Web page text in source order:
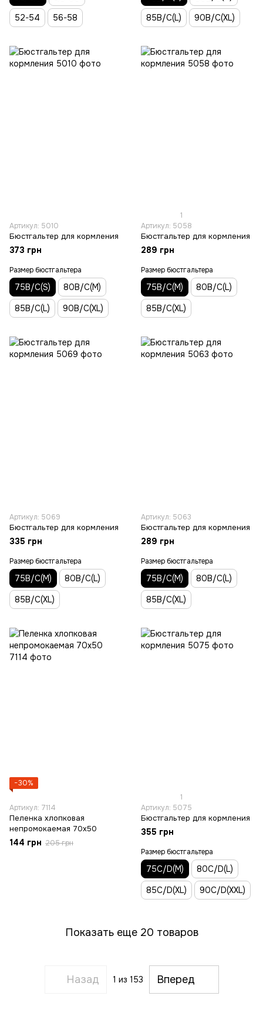
52-54
56-58
85В/С(L)
90B/C(XL)
Артикул: 5010
Бюстгальтер для кормления
373 грн
Размер бюстгальтера
75В/С(S)
80В/С(M)
85В/С(L)
90B/C(XL)
1
Артикул: 5058
Бюстгальтер для кормления
289 грн
Размер бюстгальтера
75В/С(M)
80В/С(L)
85В/С(XL)
Артикул: 5069
Бюстгальтер для кормления
335 грн
Размер бюстгальтера
75В/С(M)
80В/С(L)
85В/С(XL)
Артикул: 5063
Бюстгальтер для кормления
289 грн
Размер бюстгальтера
75В/С(M)
80В/С(L)
85В/С(XL)
−30%
Артикул: 7114
Пеленка хлопковая
непромокаемая 70х50
144 грн 205 грн
1
Артикул: 5075
Бюстгальтер для кормления
355 грн
Размер бюстгальтера
75C/D(M)
80C/D(L)
85C/D(XL)
90C/D(XXL)
Показать еще 20 товаров
Назад 1 из 153 Вперед